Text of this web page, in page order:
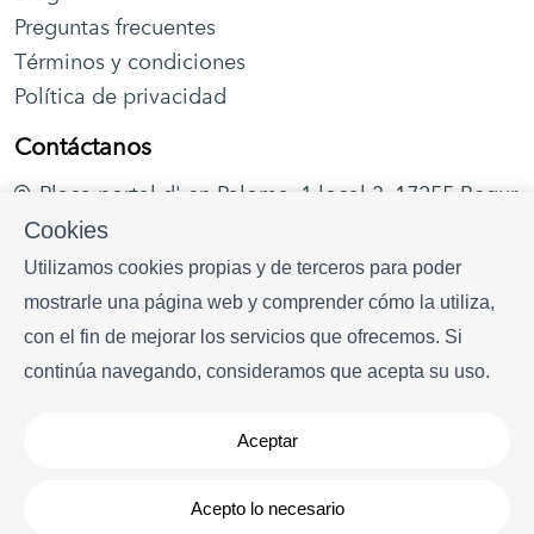
Cookies
Utilizamos cookies propias y de terceros para poder
mostrarle una página web y comprender cómo la utiliza,
con el fin de mejorar los servicios que ofrecemos. Si
continúa navegando, consideramos que acepta su uso.
Aceptar
Acepto lo necesario
excursiones de paddle surf guiadas por expertos
locales de confianza.
en temporada media y baja puede
disfrutar de:
✔ Clima templado y soleado
✔ Playas tranquilas
✔ Restaurantes y tiendas locales abiertos
✔ Senderos costeros (Camí de Ronda)
✔ Golf en campos premiados de la zona
Preguntas frecuentes
Términos y condiciones
Política de privacidad
Contáctanos
Plaça portal d' en Paloma, 1 local 3, 17255 Begur
+34 628 216 577
info
begurrentals.com